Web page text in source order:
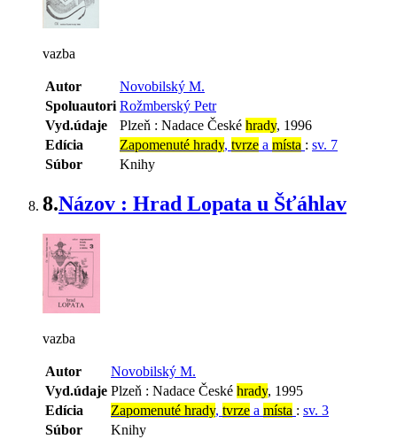
vazba
Autor
Novobilský M.
Spoluautori Rožmberský Petr
Vyd.údaje
Plzeň : Nadace České hrady, 1996
Edícia
Zapomenuté hrady, tvrze a místa : sv. 7
Súbor
Knihy
8.Názov : Hrad Lopata u Šťáhlav
vazba
Autor
Novobilský M.
Vyd.údaje Plzeň : Nadace České hrady, 1995
Edícia
Zapomenuté hrady, tvrze a místa : sv. 3
Súbor
Knihy